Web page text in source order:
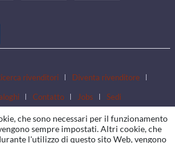
rivenditori
Diventa rivenditore
Contatto Jobs Sedi
che sono necessari per il funzionamento
sempre impostati. Altri cookie, che
l'utilizzo di questo sito Web, vengono